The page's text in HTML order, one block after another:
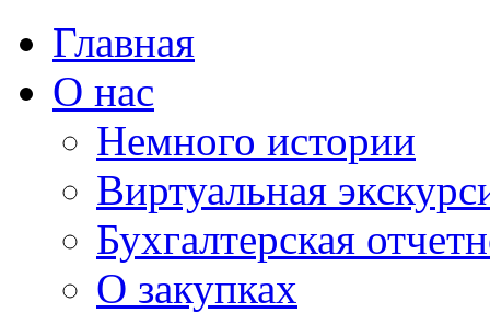
Главная
О нас
Немного истории
Виртуальная
Бухгалтерская
О закупках